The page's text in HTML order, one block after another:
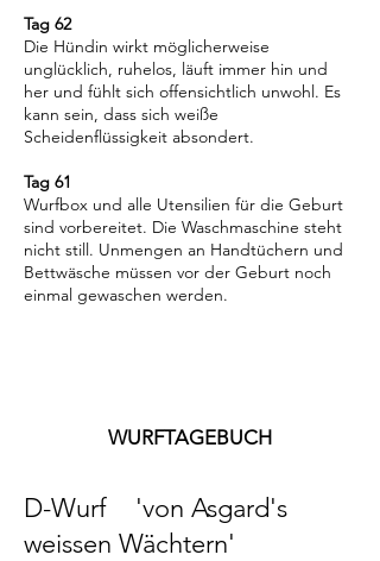
Tag 62
Die Hündin wirkt möglicherweise
unglücklich, ruhelos, läuft immer hin und
her und fühlt sich offensichtlich unwohl. Es
kann sein, dass sich weiße
Scheidenflüssigkeit absondert.
Tag 61
Wurfbox und alle Utensilien für die Geburt
sind vorbereitet. Die Waschmaschine steht
nicht still. Unmengen an Handtüchern und
Bettwäsche müssen vor der Geburt noch
einmal gewaschen werden.
WURFTAGEBUCH
D-Wurf 'von Asgard's
weissen Wächtern'